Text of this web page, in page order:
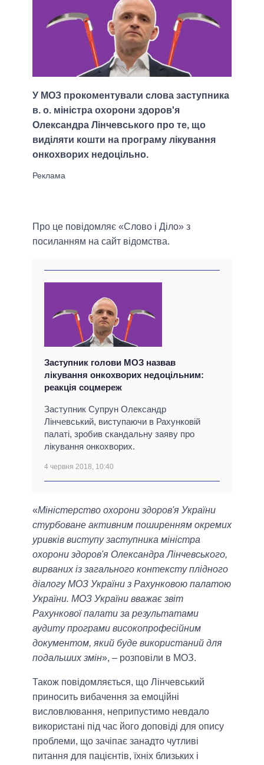
У МОЗ прокоментували слова заступника
в. о. міністра охорони здоров'я
Олександра Лінчевського про те, що
виділяти кошти на програму лікування
онкохворих недоцільно.
Про це повідомляє «Слово і Діло» з
посиланням на сайт відомства.
Заступник голови МОЗ назвав
лікування онкохворих недоцільним:
реакція соцмереж
Заступник Супрун Олександр
Лінчевський, виступаючи в Рахунковій
палаті, зробив скандальну заяву про
лікування онкохворих.
4 червня 2018, 10:40
«Міністерство охорони здоров'я України
стурбоване активним поширенням окремих
уривків виступу заступника міністра
охорони здоров'я Олександра Лінчевського,
вирваних із загального контексту плідного
діалогу МОЗ України з Рахунковою палатою
України. МОЗ України вважає звіт
Рахункової палати за результатами
аудиту програми високопрофесійним
документом, який буде використаний для
подальших змін», – розповіли в МОЗ.
Також повідомляється, що Лінчевський
приносить вибачення за емоційні
висловлювання, неприпустимо невдало
використані під час його доповіді для опису
проблеми, що зачіпає занадто чутливі
питання для пацієнтів, їхніх близьких і